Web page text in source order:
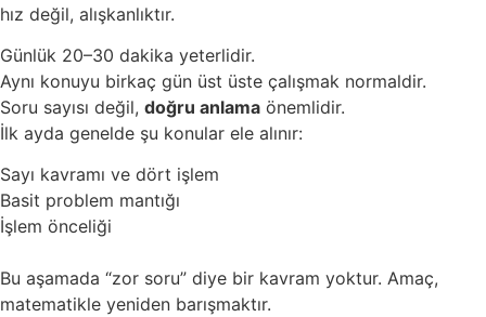
hız değil, alışkanlıktır.
Günlük 20–30 dakika yeterlidir.
Aynı konuyu birkaç gün üst üste çalışmak normaldir.
Soru sayısı değil, doğru anlama önemlidir.
İlk ayda genelde şu konular ele alınır:
Sayı kavramı ve dört işlem
Basit problem mantığı
İşlem önceliği
Bu aşamada “zor soru” diye bir kavram yoktur. Amaç,
matematikle yeniden barışmaktır.